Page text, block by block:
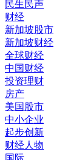
民生民声
财经
新加坡股市
新加坡财经
全球财经
中国财经
投资理财
房产
美国股市
中小企业
起步创新
财经人物
国际